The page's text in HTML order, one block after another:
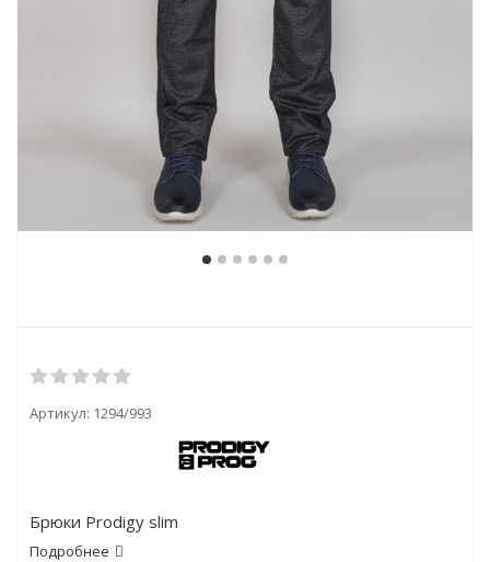
Артикул: 1294/993
Брюки Prodigy slim
Подробнее